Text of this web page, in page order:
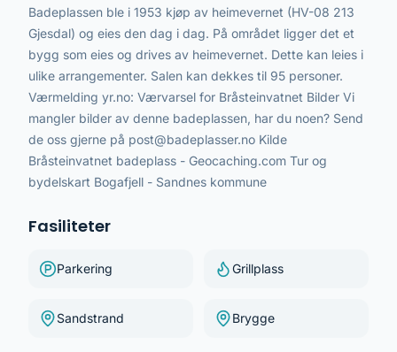
Badeplassen ble i 1953 kjøp av heimevernet (HV-08 213
Gjesdal) og eies den dag i dag. På området ligger det et
bygg som eies og drives av heimevernet. Dette kan leies i
ulike arrangementer. Salen kan dekkes til 95 personer.
Værmelding yr.no: Værvarsel for Bråsteinvatnet Bilder Vi
mangler bilder av denne badeplassen, har du noen? Send
de oss gjerne på post@badeplasser.no Kilde
Bråsteinvatnet badeplass - Geocaching.com Tur og
bydelskart Bogafjell - Sandnes kommune
Fasiliteter
Parkering Grillplass
Sandstrand Brygge